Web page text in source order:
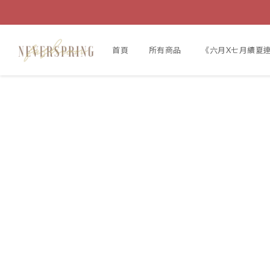
首頁 所有商品 《六月X七月續夏